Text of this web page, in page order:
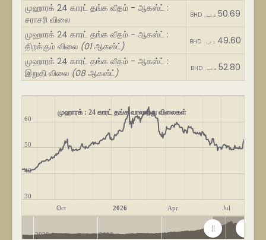
முஹாரக் 24 காரட் தங்க வீதம் - ஆகஸ்ட் :
சராசரி விலை
BHD .د.ب 50.69
முஹாரக் 24 காரட் தங்க வீதம் - ஆகஸ்ட் :
திறக்கும் விலை (01 ஆகஸ்ட்) BHD .د.ب 49.60
முஹாரக் 24 காரட் தங்க வீதம் - ஆகஸ்ட் :
இறுதி விலை (08 ஆகஸ்ட்) BHD .د.ب 52.80
முஹாரக் : 24 காரட் தங்க வரலாற்று விலைகள்
Oct 2026 Apr Jul
30
40
50
60
2020 2022 2024 2026